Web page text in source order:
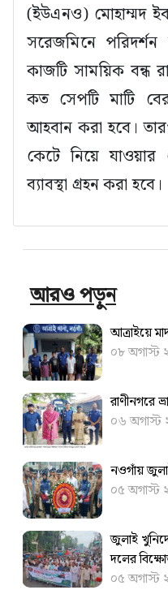
(ইউএনও) মোহাম্মদ
সরেজমিনে
কাজটি সাময়িক বন্ধ
কত সেপটি মাটি
আহবান করা হবে।
কেটে নিয়ে
ব্যাবস্থা গ্রহন করা হবে।
আরও পড়ুন
আত্রাইয়ে
০৮ অগাস্ট
রাণীনগরে
০৬ অগাস্ট
নওগাঁয়
০৫ অগাস্ট
জুলাই
দলের
০৫ অগাস্ট